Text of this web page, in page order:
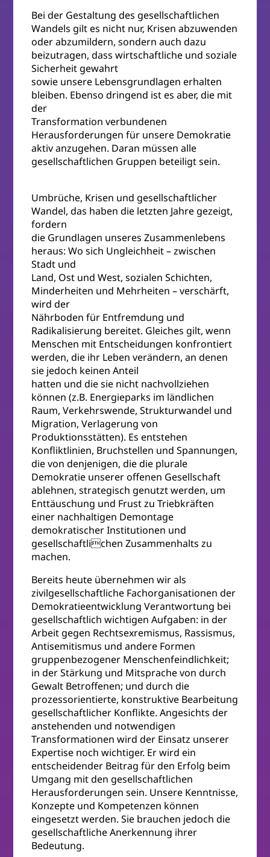
Bei der Gestaltung des gesellschaftlichen
Wandels gilt es nicht nur, Krisen abzuwenden
oder abzumildern, sondern auch dazu
beizutragen, dass wirtschaftliche und soziale
Sicherheit gewahrt
sowie unsere Lebensgrundlagen erhalten
bleiben. Ebenso dringend ist es aber, die mit
der
Transformation verbundenen
Herausforderungen für unsere Demokratie
aktiv anzugehen. Daran müssen alle
gesellschaftlichen Gruppen beteiligt sein.
Umbrüche, Krisen und gesellschaftlicher
Wandel, das haben die letzten Jahre gezeigt,
fordern
die Grundlagen unseres Zusammenlebens
heraus: Wo sich Ungleichheit – zwischen
Stadt und
Land, Ost und West, sozialen Schichten,
Minderheiten und Mehrheiten – verschärft,
wird der
Nährboden für Entfremdung und
Radikalisierung bereitet. Gleiches gilt, wenn
Menschen mit Entscheidungen konfrontiert
werden, die ihr Leben verändern, an denen
sie jedoch keinen Anteil
hatten und die sie nicht nachvollziehen
können (z.B. Energieparks im ländlichen
Raum, Verkehrswende, Strukturwandel und
Migration, Verlagerung von
Produktionsstätten). Es entstehen
Konfliktlinien, Bruchstellen und Spannungen,
die von denjenigen, die die plurale
Demokratie unserer offenen Gesellschaft
ablehnen, strategisch genutzt werden, um
Enttäuschung und Frust zu Triebkräften
einer nachhaltigen Demontage
demokratischer Institutionen und
gesellschaftlichen Zusammenhalts zu
machen.
Bereits heute übernehmen wir als
zivilgesellschaftliche Fachorganisationen der
Demokratieentwicklung Verantwortung bei
gesellschaftlich wichtigen Aufgaben: in der
Arbeit gegen Rechtsexremismus, Rassismus,
Antisemitismus und andere Formen
gruppenbezogener Menschenfeindlichkeit;
in der Stärkung und Mitsprache von durch
Gewalt Betroffenen; und durch die
prozessorientierte, konstruktive Bearbeitung
gesellschaftlicher Konflikte. Angesichts der
anstehenden und notwendigen
Transformationen wird der Einsatz unserer
Expertise noch wichtiger. Er wird ein
entscheidender Beitrag für den Erfolg beim
Umgang mit den gesellschaftlichen
Herausforderungen sein. Unsere Kenntnisse,
Konzepte und Kompetenzen können
eingesetzt werden. Sie brauchen jedoch die
gesellschaftliche Anerkennung ihrer
Bedeutung.